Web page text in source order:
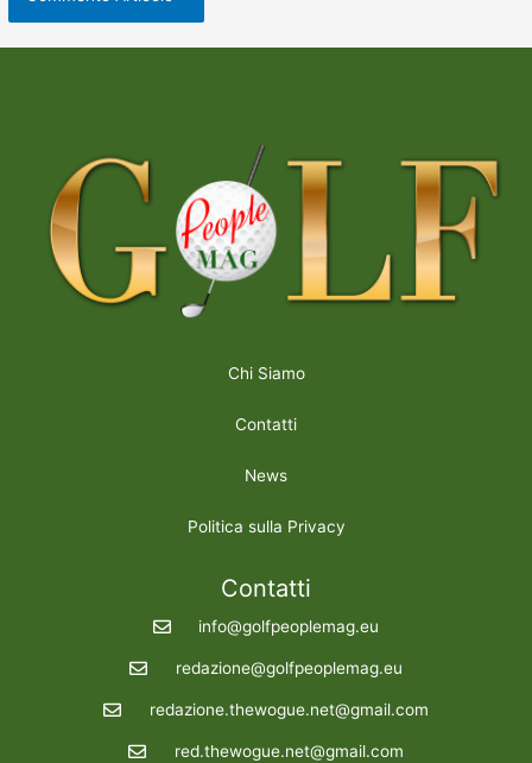
Chi Siamo
Contatti
News
Politica sulla Privacy
Contatti
info@golfpeoplemag.eu
redazione@golfpeoplemag.eu
redazione.thewogue.net@gmail.com
red.thewogue.net@gmail.com